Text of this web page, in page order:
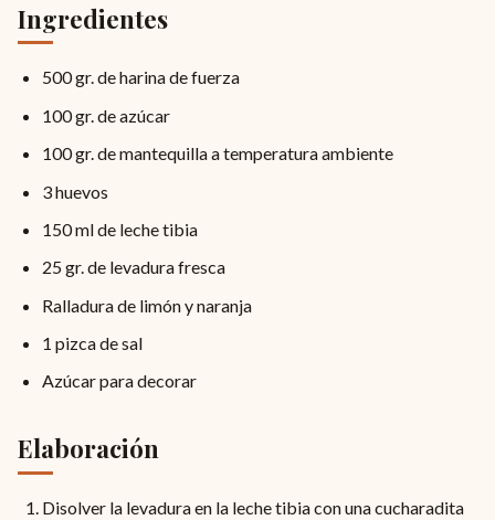
Ingredientes
500 gr. de harina de fuerza
100 gr. de azúcar
100 gr. de mantequilla a temperatura ambiente
3 huevos
150 ml de leche tibia
25 gr. de levadura fresca
Ralladura de limón y naranja
1 pizca de sal
Azúcar para decorar
Elaboración
Disolver la levadura en la leche tibia con una cucharadita